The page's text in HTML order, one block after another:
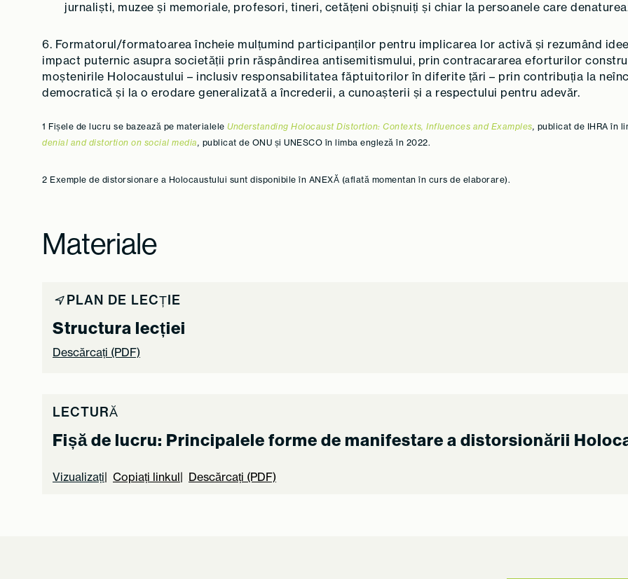
jurnaliști, muzee și memoriale, profesori, tineri, cetățeni obișnuiți și chiar la persoanele care
6. Formatorul/formatoarea încheie mulțumind participanților pentru implicarea lor activă și rezumând
impact puternic asupra societății prin răspândirea antisemitismului, prin contracararea eforturilor
moștenirile Holocaustului – inclusiv responsabilitatea făptuitorilor în diferite țări – prin contribuția la
democratică și la o erodare generalizată a încrederii, a cunoașterii și a respectului pentru adevăr.
1 Fișele de lucru se bazează pe materialele Understanding Holocaust Distortion: Contexts, Influences and Examples, publicat de IHRA în
denial and distortion on social media, publicat de ONU și UNESCO în limba engleză în 2022.
2 Exemple de distorsionare a Holocaustului sunt disponibile în ANEXĂ (aflată momentan în curs de elaborare).
Materiale
PLAN DE LECȚIE
Structura lecției
Descărcați (PDF)
LECTURĂ
Fișă de lucru: Principalele forme de manifestare a distorsionării
Vizualizați Copiați linkul Descărcați (PDF)